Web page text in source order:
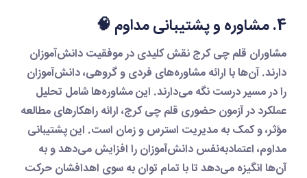
مشاورانقلم چی کرجنقش کلیدی در موفقیت دانش‌آموزان
دارند. آن‌ها با ارائه مشاوره‌های فردی و گروهی، دانش‌آموزان
را در مسیر درست نگه می‌دارند. این مشاوره‌ها شامل تحلیل
عملکرد درآزمون حضوری قلم چی کرج، ارائه راهکارهای مطالعه
مؤثر، و کمک به مدیریت استرس و زمان است. این پشتیبانی
مداوم، اعتمادبه‌نفس دانش‌آموزان را افزایش می‌دهد و به
آن‌ها انگیزه می‌دهد تا با تمام توان به سوی اهدافشان حرکت